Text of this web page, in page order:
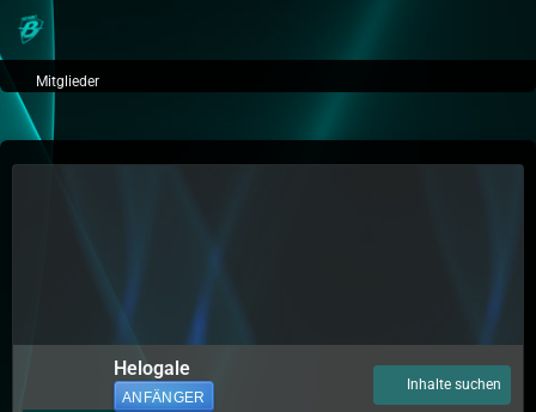
Mitglieder
Helogale
ANFÄNGER
Inhalte suchen